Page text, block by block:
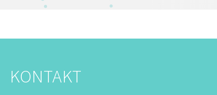
KONTAKT